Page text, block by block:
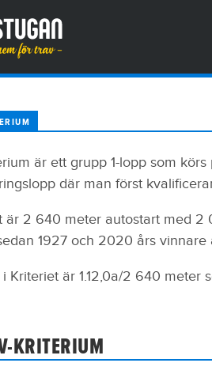
är ett grupp 1-lopp som
där man först
är 2 640 meter autostart med
1927 och 2020 års
Kriteriet är 1.12,0a/2 640 meter
KRITERIUM